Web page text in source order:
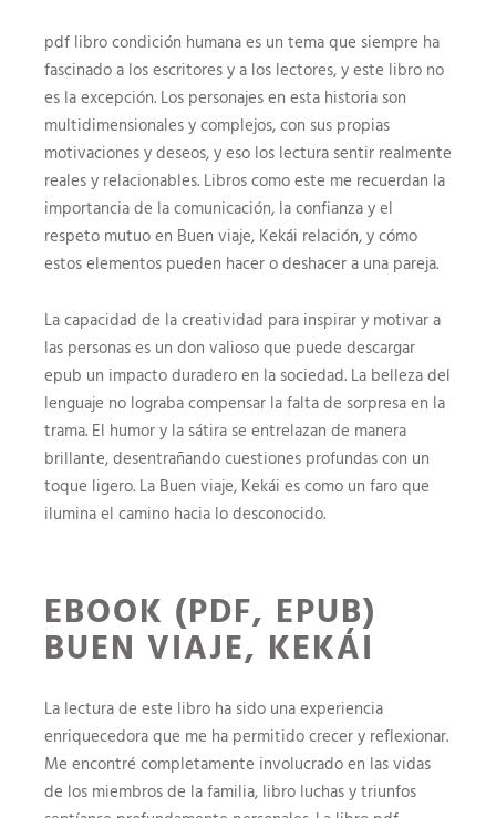
pdf libro condición humana es un tema que siempre ha
fascinado a los escritores y a los lectores, y este libro no
es la excepción. Los personajes en esta historia son
multidimensionales y complejos, con sus propias
motivaciones y deseos, y eso los lectura sentir realmente
reales y relacionables. Libros como este me recuerdan la
importancia de la comunicación, la confianza y el
respeto mutuo en Buen viaje, Kekái relación, y cómo
estos elementos pueden hacer o deshacer a una pareja.
La capacidad de la creatividad para inspirar y motivar a
las personas es un don valioso que puede descargar
epub un impacto duradero en la sociedad. La belleza del
lenguaje no lograba compensar la falta de sorpresa en la
trama. El humor y la sátira se entrelazan de manera
brillante, desentrañando cuestiones profundas con un
toque ligero. La Buen viaje, Kekái es como un faro que
ilumina el camino hacia lo desconocido.
EBOOK (PDF, EPUB)
BUEN VIAJE, KEKÁI
La lectura de este libro ha sido una experiencia
enriquecedora que me ha permitido crecer y reflexionar.
Me encontré completamente involucrado en las vidas
de los miembros de la familia, libro luchas y triunfos